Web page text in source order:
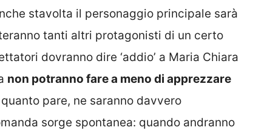
stavolta il personaggio principale sarà
tanti altri protagonisti di un certo
dovranno dire ‘addio’ a Maria Chiara
non potranno fare a meno di apprezzare
quanto pare, ne saranno davvero
sorge spontanea: quando andranno